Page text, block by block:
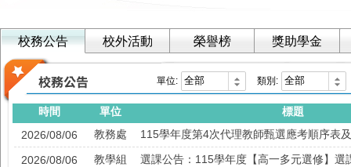
校務公告 校外活動 榮譽榜 獎助學金
單位: 類別:
時間 單位
標題
2026/08/06
教務處
2026/08/06 教學組 選課公告：115學年度【高一多元選修】選